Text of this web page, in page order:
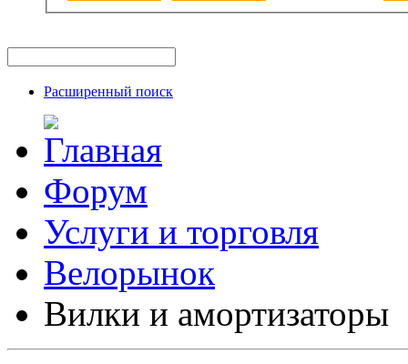
Расширенный поиск
Форум
Услуги и торговля
Велорынок
Вилки и амортизаторы